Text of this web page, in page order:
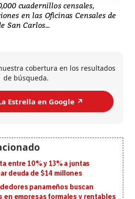
cuadernillos censales,
en las Oficinas Censales de
San Carlos...
cobertura en los resultados
de búsqueda.
Estrella en Google ↗️
entre 10% y 13% a juntas
deuda de $14 millones
panameños buscan
en empresas formales y rentables